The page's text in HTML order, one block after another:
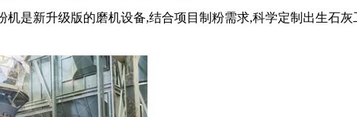
机是新升级版的磨机设备,结合项目制粉需求,科学定制出生石